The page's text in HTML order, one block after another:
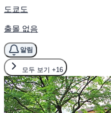
도쿄도
출몰 없음
알림
모두 보기 +16